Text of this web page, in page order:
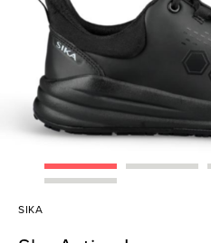
SIKA